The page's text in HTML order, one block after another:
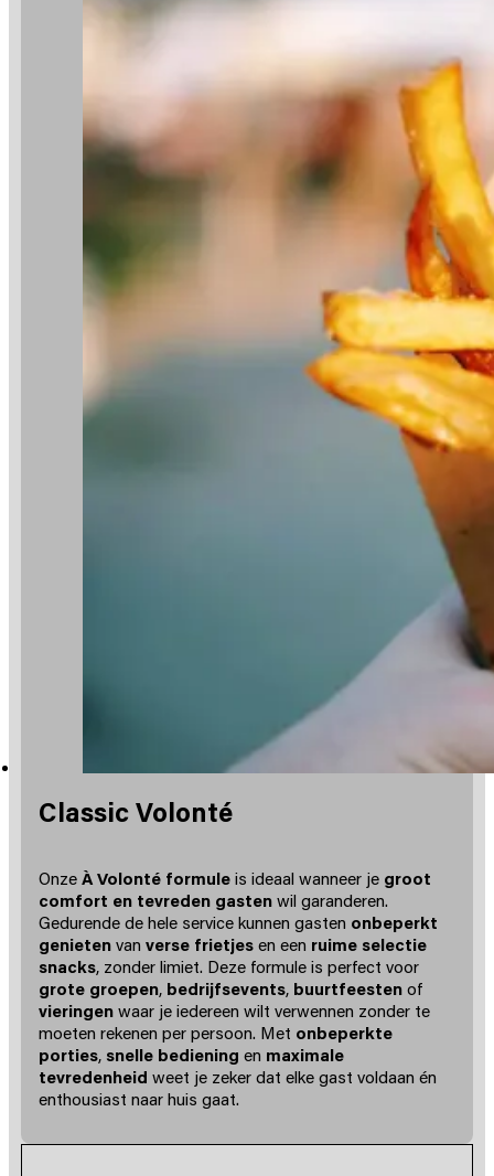
Classic Volonté
Onze À Volonté formuleis ideaal wanneer je groot
comfort en tevreden gastenwil garanderen.
Gedurende de hele service kunnen gasten onbeperkt
genietenvan verse frietjesen een ruime selectie
snacks, zonder limiet. Deze formule is perfect voor
grote groepen, bedrijfsevents, buurtfeestenof
vieringenwaar je iedereen wilt verwennen zonder te
moeten rekenen per persoon. Met onbeperkte
porties, snelle bediening en maximale
tevredenheid weet je zeker dat elke gast voldaan én
enthousiast naar huis gaat.